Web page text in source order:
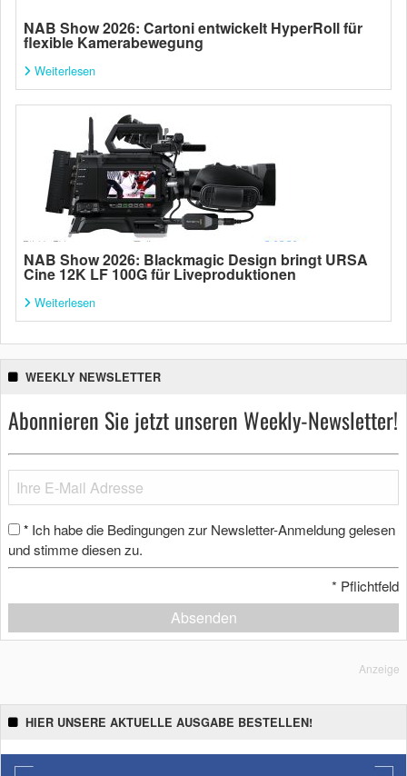
NAB Show 2026: Cartoni entwickelt HyperRoll für
flexible Kamerabewegung
Weiterlesen
NAB Show 2026: Blackmagic Design bringt URSA
Cine 12K LF 100G für Liveproduktionen
Weiterlesen
WEEKLY NEWSLETTER
Abonnieren Sie jetzt unseren Weekly-Newsletter!
* Ich habe die Bedingungen zur Newsletter-Anmeldung gelesen
und stimme diesen zu.
* Pflichtfeld
Absenden
Anzeige
HIER UNSERE AKTUELLE AUSGABE BESTELLEN!